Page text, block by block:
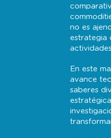
no es
estrategia
En este
avance
saberes